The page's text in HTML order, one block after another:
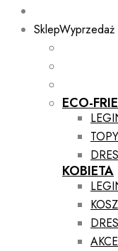
SklepWyprzedaż
ECO-
TOPY
KOBIETA